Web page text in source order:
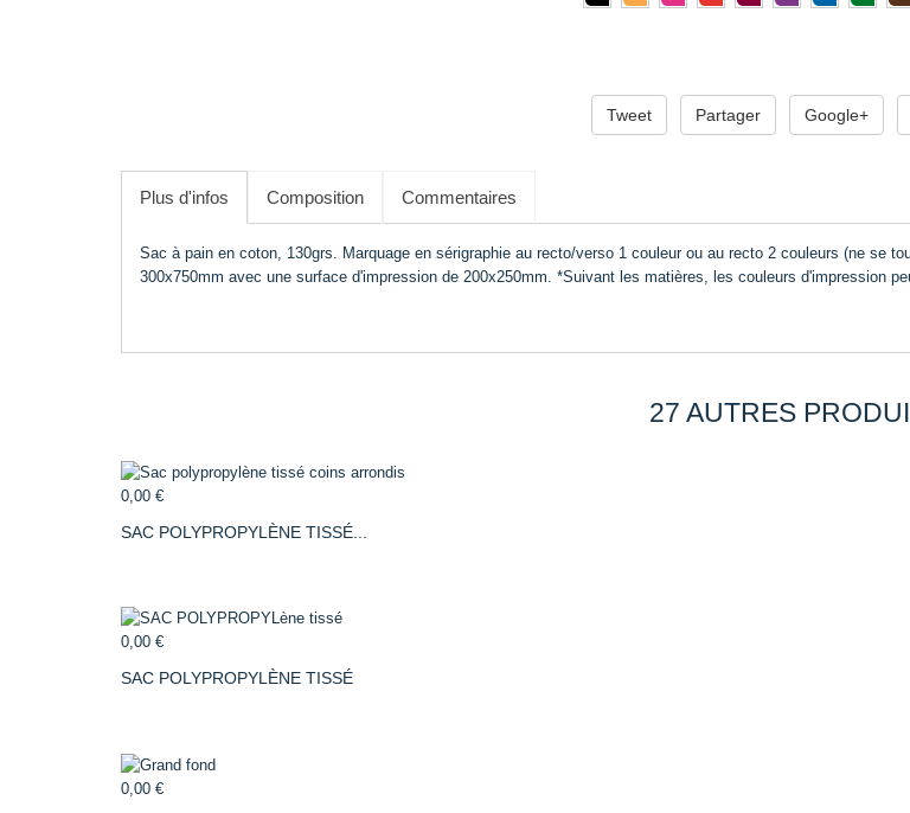
Tweet Partager Google+
Plus d'infos Composition Commentaires
Sac à pain en coton, 130grs. Marquage en sérigraphie au recto/verso 1 couleur ou au recto 2 couleurs (ne se
300x750mm avec une surface d'impression de 200x250mm. *Suivant les matières, les couleurs d'impression
27 AUTRES
0,00 €
SAC POLYPROPYLÈNE TISSÉ...
0,00 €
SAC POLYPROPYLÈNE TISSÉ
0,00 €